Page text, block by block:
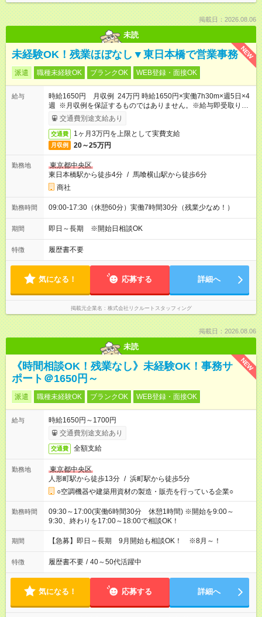
掲載日：2026.08.06
未読
NEW
未経験OK！残業ほぼなし▼東日本橋で営業事務
派遣 職種未経験OK ブランクOK WEB登録・面接OK
給与
時給1650円 月収例 24万円 時給1650円×実働7h30m×週5日×4
週 ※月収例を保証するものではありません。※給与即受取りサ
ービス利用可（利用条件有）
交通費別途支給あり
交通費 1ヶ月3万円を上限として実費支給
月収例 20～25万円
勤務地
東京都中央区
東日本橋駅から徒歩4分 / 馬喰横山駅から徒歩6分
商社
勤務時間 09:00-17:30（休憩60分）実働7時間30分（残業少なめ！）
期間 即日～長期 ※開始日相談OK
特徴 履歴書不要
気になる！ 応募する 詳細へ
掲載元企業名 株式会社リクルートスタッフィング
掲載日：2026.08.06
未読
NEW
《時間相談OK！残業なし》未経験OK！事務サ
ポート＠1650円～
派遣 職種未経験OK ブランクOK WEB登録・面接OK
給与
時給1650円～1700円
交通費別途支給あり
交通費 全額支給
勤務地
東京都中央区
人形町駅から徒歩13分 / 浜町駅から徒歩5分
○空調機器や建築用資材の製造・販売を行っている企業○
勤務時間
09:30～17:00(実働6時間30分 休憩1時間) ※開始を9:00～
9:30、終わりを17:00～18:00で相談OK！
期間 【急募】即日～長期 9月開始も相談OK！ ※8月～！
特徴 履歴書不要 / 40～50代活躍中
気になる！ 応募する 詳細へ